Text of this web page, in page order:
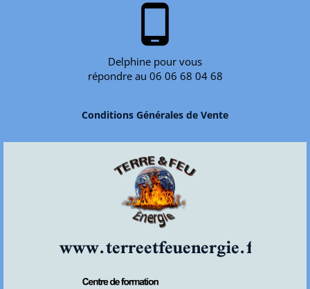
phone_android
Delphine pour vous
répondre au 06 06 68 04 68
Conditions Générales de Vente
www.terreetfeuenergie.fr